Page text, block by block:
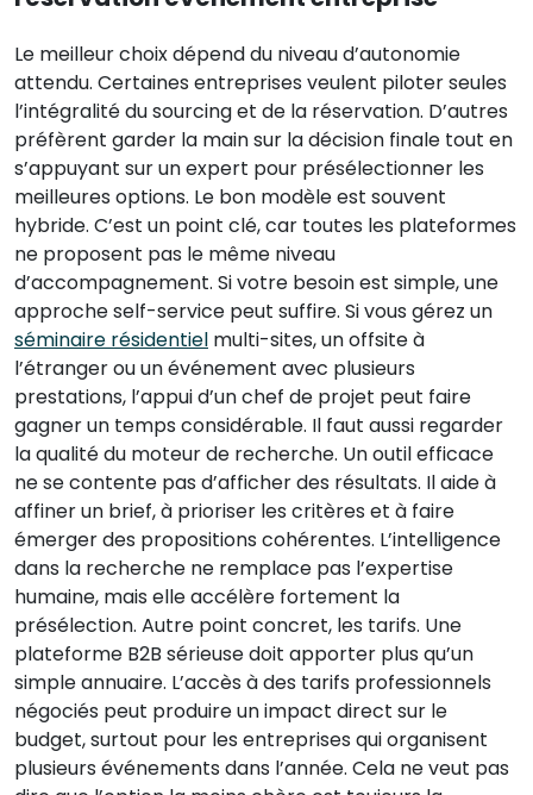
Le meilleur choix dépend du niveau d’autonomie
attendu. Certaines entreprises veulent piloter seules
l’intégralité du sourcing et de la réservation. D’autres
préfèrent garder la main sur la décision finale tout en
s’appuyant sur un expert pour présélectionner les
meilleures options. Le bon modèle est souvent
hybride. C’est un point clé, car toutes les plateformes
ne proposent pas le même niveau
d’accompagnement. Si votre besoin est simple, une
approche self-service peut suffire. Si vous gérez un
séminaire résidentiel multi-sites, un offsite à
l’étranger ou un événement avec plusieurs
prestations, l’appui d’un chef de projet peut faire
gagner un temps considérable. Il faut aussi regarder
la qualité du moteur de recherche. Un outil efficace
ne se contente pas d’afficher des résultats. Il aide à
affiner un brief, à prioriser les critères et à faire
émerger des propositions cohérentes. L’intelligence
dans la recherche ne remplace pas l’expertise
humaine, mais elle accélère fortement la
présélection. Autre point concret, les tarifs. Une
plateforme B2B sérieuse doit apporter plus qu’un
simple annuaire. L’accès à des tarifs professionnels
négociés peut produire un impact direct sur le
budget, surtout pour les entreprises qui organisent
plusieurs événements dans l’année. Cela ne veut pas